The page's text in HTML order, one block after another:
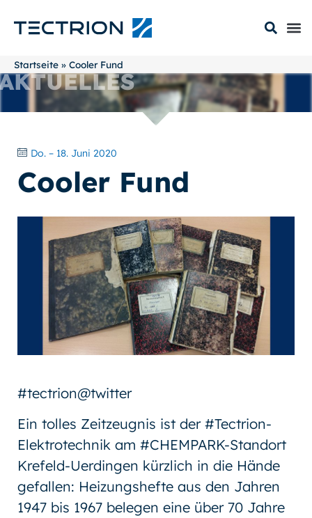
Startseite » Cooler Fund
Do. – 18. Juni 2020
Cooler Fund
#tectrion@twitter
Ein tolles Zeitzeugnis ist der #Tectrion-
Elektrotechnik am #CHEMPARK-Standort
Krefeld-Uerdingen kürzlich in die Hände
gefallen: Heizungshefte aus den Jahren
1947 bis 1967 belegen eine über 70 Jahre